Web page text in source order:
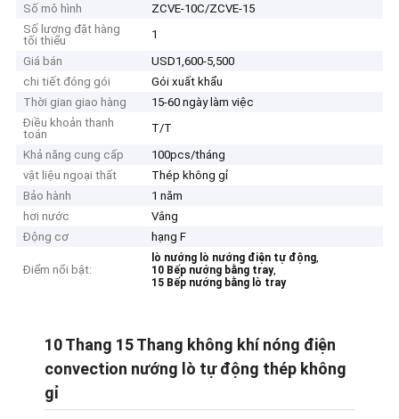
Số mô hình
ZCVE-10C/ZCVE-15
Số lượng đặt hàng
tối thiểu
1
Giá bán
USD1,600-5,500
chi tiết đóng gói
Gói xuất khẩu
Thời gian giao hàng
15-60 ngày làm việc
Điều khoản thanh
toán
T/T
Khả năng cung cấp
100pcs/tháng
vật liệu ngoại thất
Thép không gỉ
Bảo hành
1 năm
hơi nước
Vâng
Động cơ
hạng F
Điểm nổi bật:
lò nướng lò nướng điện tự động,
10 Bếp nướng bằng tray,
15 Bếp nướng bằng lò tray
10 Thang 15 Thang không khí nóng điện
convection nướng lò tự động thép không
gỉ